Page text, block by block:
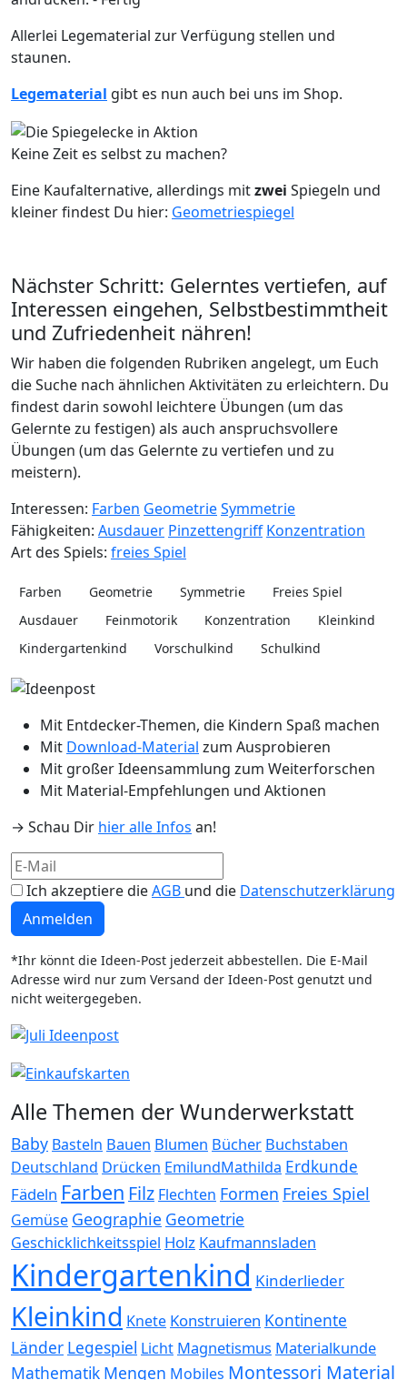
Allerlei Legematerial zur Verfügung stellen und
staunen.
Legematerial gibt es nun auch bei uns im Shop.
Keine Zeit es selbst zu machen?
Eine Kaufalternative, allerdings mitzwei Spiegeln und
kleiner findest Du hier: Geometriespiegel
Nächster Schritt: Gelerntes vertiefen, auf
Interessen eingehen, Selbstbestimmtheit
und Zufriedenheit nähren!
Wir haben die folgenden Rubriken angelegt, um Euch
die Suche nach ähnlichen Aktivitäten zu erleichtern. Du
findest darin sowohl leichtere Übungen (um das
Gelernte zu festigen) als auch anspruchsvollere
Übungen (um das Gelernte zu vertiefen und zu
meistern).
Interessen: Farben GeometrieSymmetrie
Fähigkeiten: Ausdauer Pinzettengriff Konzentration
Art des Spiels: freies Spiel
Farben Geometrie Symmetrie
Freies Spiel
Ausdauer
Feinmotorik Konzentration
Kleinkind
Kindergartenkind
Vorschulkind Schulkind
Mit Entdecker-Themen, die Kindern Spaß machen
Mit Download-Material zum Ausprobieren
Mit großer Ideensammlung zum Weiterforschen
Mit Material-Empfehlungen und Aktionen
→ Schau Dir hier alle Infos an!
Ich akzeptiere dieAGB und die Datenschutzerklärung
Anmelden
*Ihr könnt die Ideen-Post jederzeit abbestellen. Die E-Mail
Adresse wird nur zum Versand der Ideen-Post genutzt und
nicht weitergegeben.
Alle Themen der Wunderwerkstatt
Baby Basteln Bauen Blumen Bücher Buchstaben
Deutschland Drücken EmilundMathilda Erdkunde
Fädeln Farben Filz Flechten Formen Freies Spiel
Gemüse Geographie Geometrie
Geschicklichkeitsspiel Holz Kaufmannsladen
Kindergartenkind Kinderlieder
Kleinkind Knete Konstruieren Kontinente
Länder Legespiel Licht Magnetismus Materialkunde
Mathematik Mengen Mobiles Montessori Material